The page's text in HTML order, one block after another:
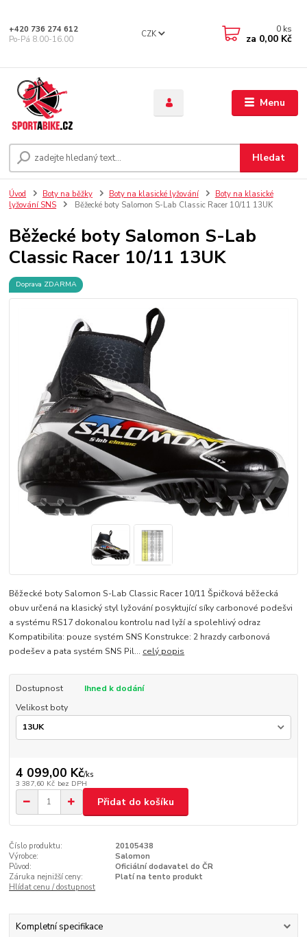
Menu
CZK
Hledat
+420 736 274 612
Po-Pá 8.00-16.00
0 ks
za 0,00 Kč
Úvod Boty na běžky Boty na klasické lyžování
Boty na klasické
lyžování SNS
Běžecké boty Salomon S-Lab Classic Racer 10/11 13UK
Běžecké boty Salomon S-Lab
Classic Racer 10/11 13UK
Doprava ZDARMA
Běžecké boty Salomon S-Lab Classic Racer 10/11 Špičková běžecká
obuv určená na klasický styl lyžování posyktující síky carbonové podešvi
a systému RS17 dokonalou kontrolu nad lyží a spolehlivý odraz
Kompatibilita: pouze systém SNS Konstrukce: 2 hrazdy carbonová
podešev a pata systém SNS Pil... celý popis
Dostupnost
Ihned k dodání
Velikost boty
4 099,00 Kč/ks
3 387,60 Kč bez DPH
Přidat do košíku
Číslo produktu:
20105438
Výrobce:
Salomon
Původ:
Oficiální dodavatel do ČR
Záruka nejnižší ceny:
Platí na tento produkt
Hlídat cenu / dostupnost
Kompletní specifikace